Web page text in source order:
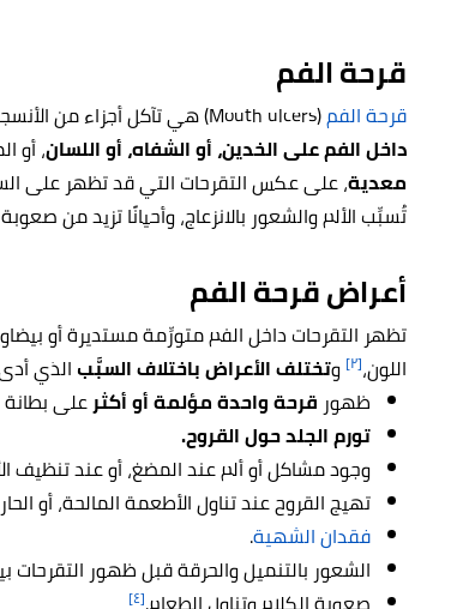
قرحة الفم
قرحة الفم(Mouth ulcers) هي تآكل أجزاء من الأنسجة المخاطية التي تغطي باطن الفم، وتظهر هذه التقرحات
داخل الفم على الخدين، أو الشفاه، أو اللسان، أو
معدية، على عكس التقرحات التي قد تظهر على
تُسبِّب الألم والشعور بالانزعاج، وأحيانًا تزيد من
أعراض قرحة الفم
تظهر التقرحات داخل الفم متورِّمة مستديرة أو
اللون،[٢] وتختلف الأعراض باختلاف السبَّبالذي
ظهور قرحة واحدة مؤلمة أو أكثرعلى بطانة
تورم الجلد حول القروح.
وجود مشاكل أو ألم عند المضغ، أو عند تنظيف
تهيج القروح عند تناول الأطعمة المالحة، أو
فقدان الشهية.
الشعور بالتنميل والحرقة قبل ظهور التقرحات
[٤]